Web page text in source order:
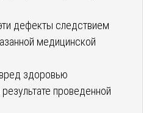
дефекты следствием
медицинской
здоровью
проведенной